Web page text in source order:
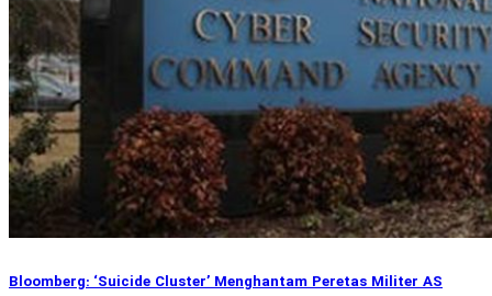
Bloomberg: ‘Suicide Cluster’ Menghantam Peretas Militer AS